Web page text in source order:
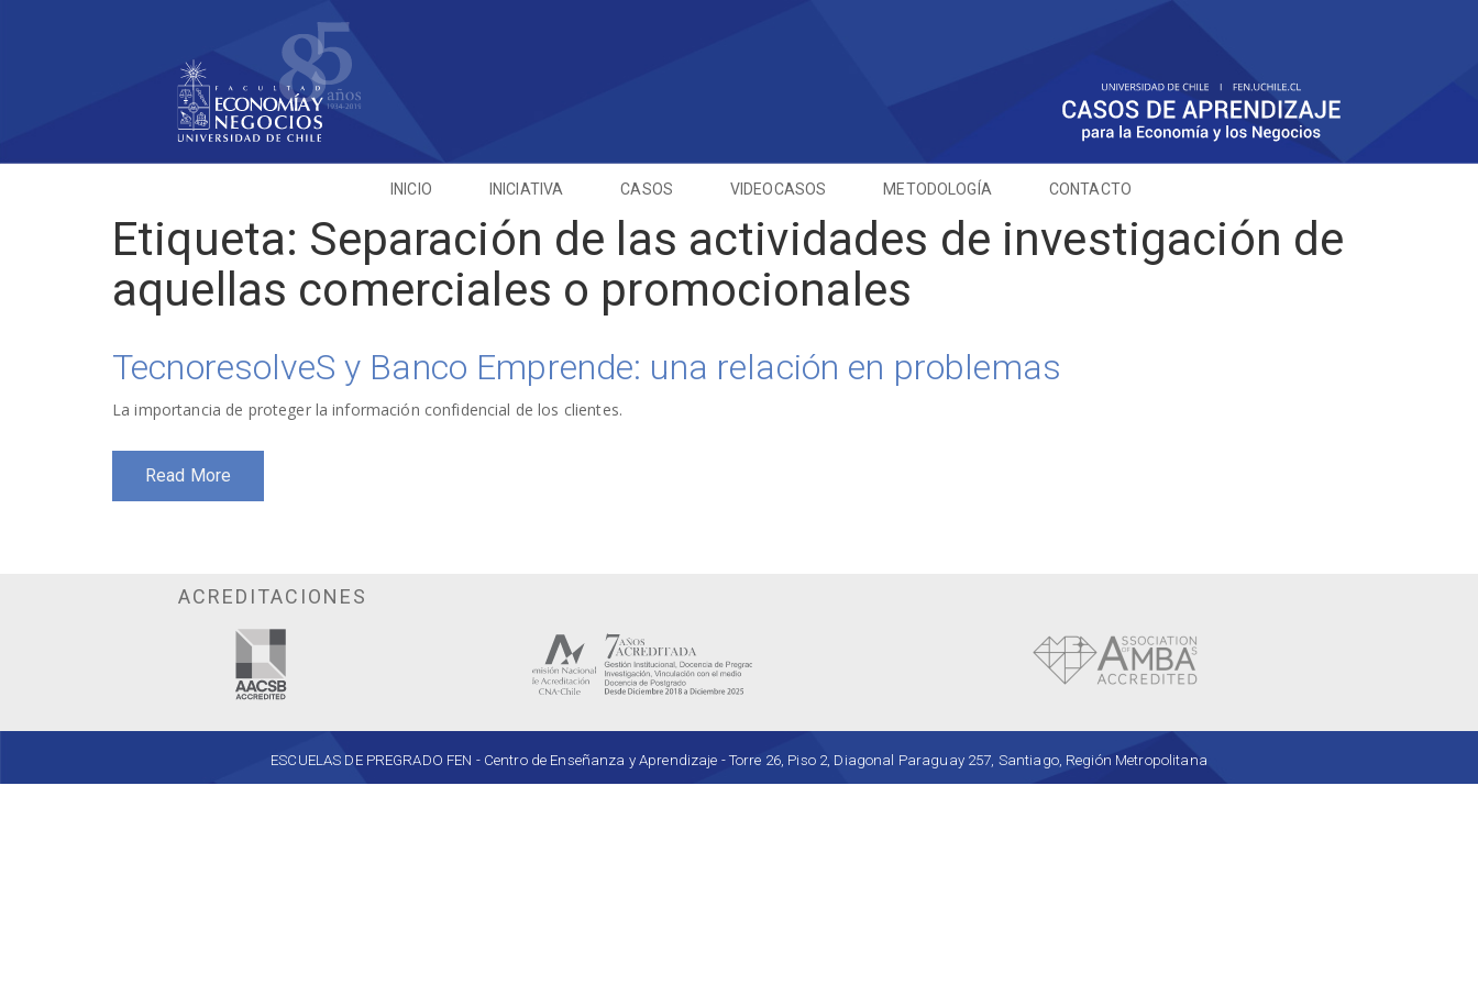
INICIO INICIATIVA CASOS VIDEOCASOS METODOLOGÍA CONTACTO
Etiqueta: Separación de las actividades de investigación de
aquellas comerciales o promocionales
TecnoresolveS y Banco Emprende: una relación en problemas
La importancia de proteger la información confidencial de los clientes.
Read More
ACREDITACIONES
ESCUELAS DE PREGRADO FEN - Centro de Enseñanza y Aprendizaje - Torre 26, Piso 2, Diagonal Paraguay 257, Santiago, Región Metropolitana